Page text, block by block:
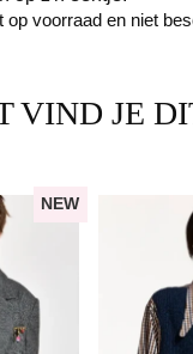
op voorraad en niet
VIND JE
NEW